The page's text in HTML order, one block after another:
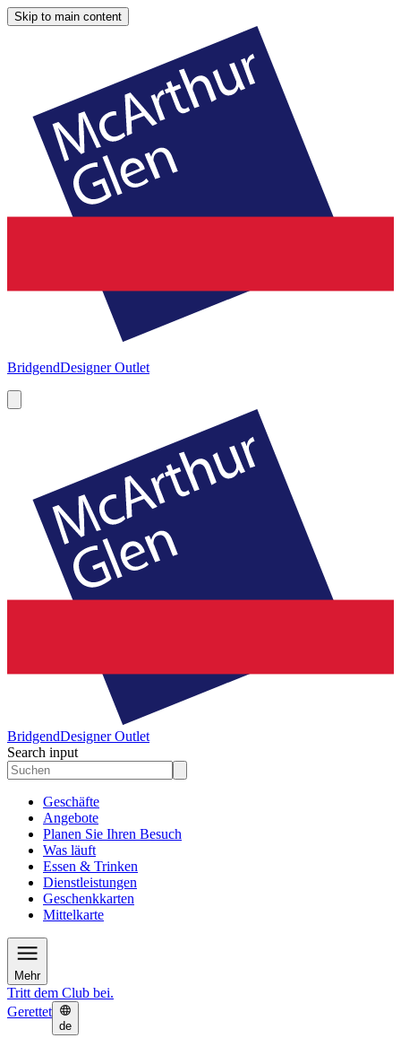
Skip to main content
BridgendDesigner Outlet
BridgendDesigner Outlet
Search input
Geschäfte
Angebote
Planen Sie Ihren Besuch
Was läuft
Essen & Trinken
Dienstleistungen
Geschenkkarten
Mittelkarte
Mehr
Tritt dem Club bei.
Gerettet
de